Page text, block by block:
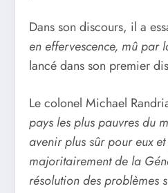
Dans son discours, il a
en effervescence, mû par
lancé dans son premier
Le colonel Michael
pays les plus pauvres du
avenir plus sûr pour eux
majoritairement de la
résolution des problèmes